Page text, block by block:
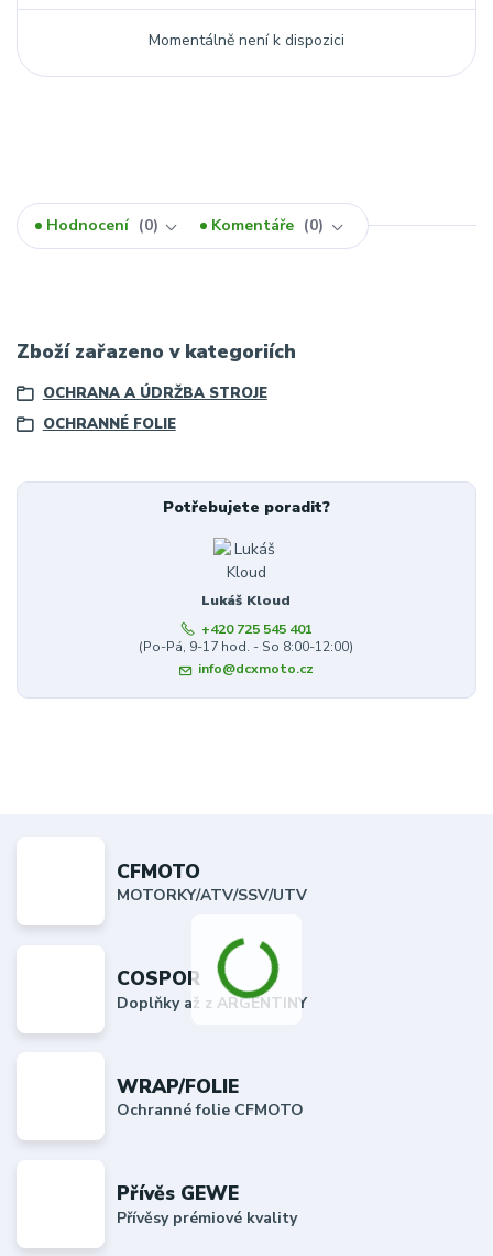
Momentálně není k dispozici
Hodnocení 0 Komentáře 0
Zboží zařazeno v kategoriích
OCHRANA A ÚDRŽBA STROJE
OCHRANNÉ FOLIE
Potřebujete poradit?
Lukáš Kloud
+420 725 545 401
(Po-Pá, 9-17 hod. - So 8:00-12:00)
info@dcxmoto.cz
CFMOTO
MOTORKY/ATV/SSV/UTV
COSPOR
Doplňky až z ARGENTINY
WRAP/FOLIE
Ochranné folie CFMOTO
Přívěs GEWE
Přívěsy prémiové kvality